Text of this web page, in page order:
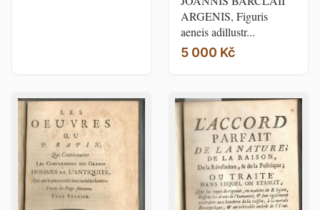
ARGENIS, Figuris
aeneis adillustr...
5 000 Kč